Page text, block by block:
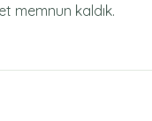
memnun kaldık.